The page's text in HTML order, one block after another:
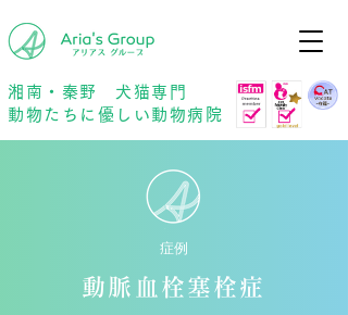
湘南・秦野 犬猫専門
動物たちに優しい動物病院
症例
動脈血栓塞栓症